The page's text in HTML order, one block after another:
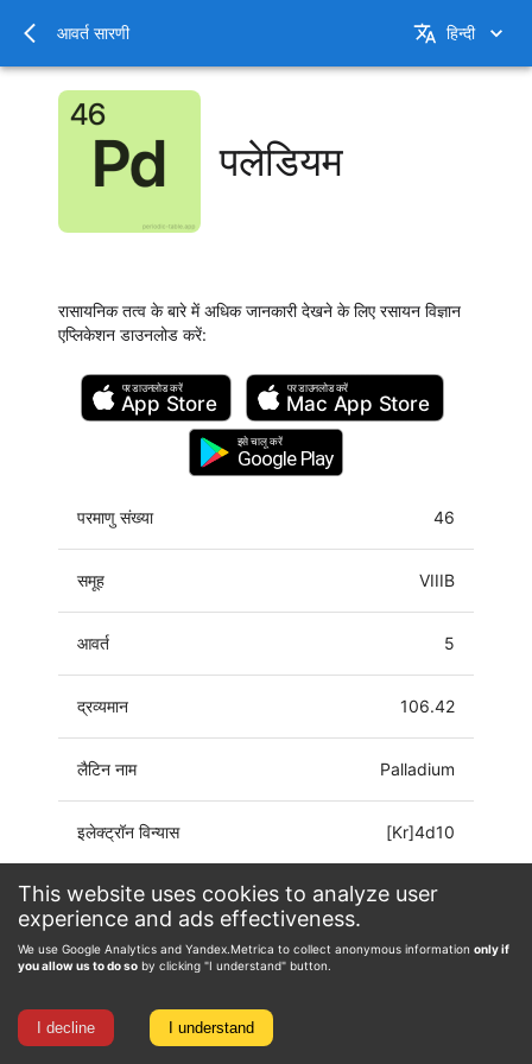
This website uses cookies to analyze user
experience and ads effectiveness.
We use Google Analytics and Yandex.Metrica to collect anonymous information only if
you allow us to do so by clicking "I understand" button.
I decline I understand
आवर्त सारणी हिन्दी
पलेडियम
रासायनिक तत्व के बारे में अधिक जानकारी देखने के लिए रसायन विज्ञान
एप्लिकेशन डाउनलोड करें:
पर डाउनलोड करें
App Store
पर डाउनलोड करें
Mac App Store
इसे चालू करें
Google Play
परमाणु संख्या 46
समूह VIIIB
आवर्त 5
द्रव्यमान 106.42
लैटिन नाम Palladium
इलेक्ट्रॉन विन्यास [Kr]4d10
ऑक्सीकरण अवस्था 0, 1, 2, 3, 4